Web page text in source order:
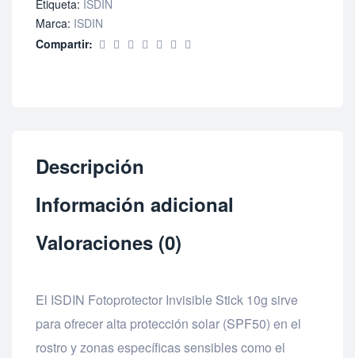
Etiqueta: ISDIN
Marca: ISDIN
Compartir:
Descripción
Información adicional
Valoraciones (0)
El ISDIN Fotoprotector Invisible Stick 10g sirve
para ofrecer alta protección solar (SPF50) en el
rostro y zonas específicas sensibles como el